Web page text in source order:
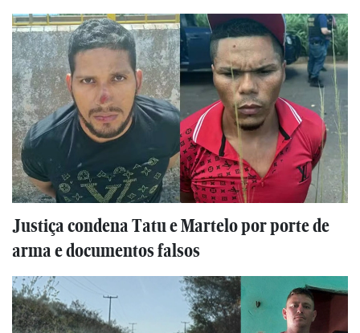
Justiça condena Tatu e Martelo por porte de
arma e documentos falsos